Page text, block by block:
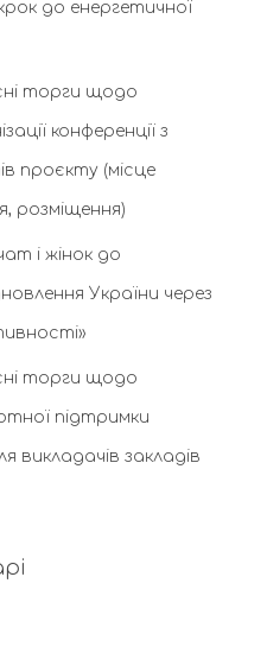
до енергетичної
торги щодо
конференції з
проєкту (місце
розміщення)
і жінок до
України через
торги щодо
підтримки
викладачів закладів